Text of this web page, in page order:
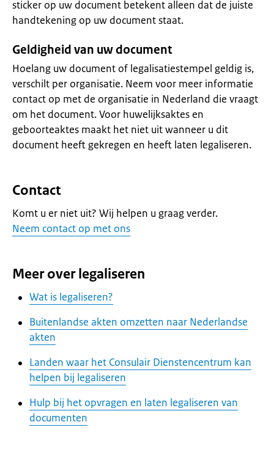
sticker op uw document betekent alleen dat de juiste
handtekening op uw document staat.
Geldigheid van uw document
Hoelang uw document of legalisatiestempel geldig is,
verschilt per organisatie. Neem voor meer informatie
contact op met de organisatie in Nederland die vraagt
om het document. Voor huwelijksaktes en
geboorteaktes maakt het niet uit wanneer u dit
document heeft gekregen en heeft laten legaliseren.
Contact
Komt u er niet uit? Wij helpen u graag verder.
Neem contact op met ons
Meer over legaliseren
Wat is legaliseren?
Buitenlandse akten omzetten naar Nederlandse
akten
Landen waar het Consulair Dienstencentrum kan
helpen bij legaliseren
Hulp bij het opvragen en laten legaliseren van
documenten